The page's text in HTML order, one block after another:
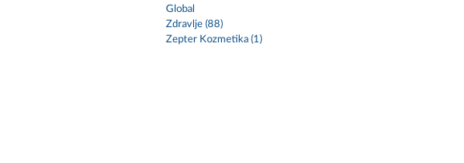
Global
Zdravlje (88)
Zepter Kozmetika (1)